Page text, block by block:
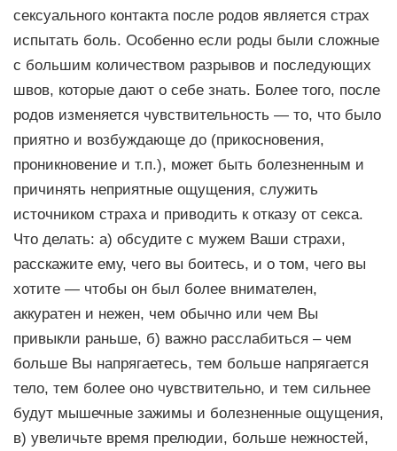
сексуального контакта после родов является страх
испытать боль. Особенно если роды были сложные
с большим количеством разрывов и последующих
швов, которые дают о себе знать. Более того, после
родов изменяется чувствительность — то, что было
приятно и возбуждающе до (прикосновения,
проникновение и т.п.), может быть болезненным и
причинять неприятные ощущения, служить
источником страха и приводить к отказу от секса.
Что делать: а) обсудите с мужем Ваши страхи,
расскажите ему, чего вы боитесь, и о том, чего вы
хотите — чтобы он был более внимателен,
аккуратен и нежен, чем обычно или чем Вы
привыкли раньше, б) важно расслабиться – чем
больше Вы напрягаетесь, тем больше напрягается
тело, тем более оно чувствительно, и тем сильнее
будут мышечные зажимы и болезненные ощущения,
в) увеличьте время прелюдии, больше нежностей,